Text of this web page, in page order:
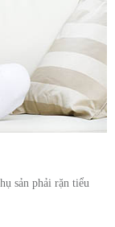
sản phải rặn tiểu